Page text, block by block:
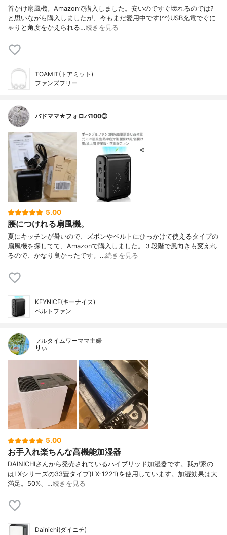
首かけ扇風機。Amazonで購入しました。安いのですぐ壊れるのでは?
と思いながら購入しましたが、今もまだ愛用中です(^^)USB充電でぐに
ゃりと角度をかえられる…続きを見る
TOAMIT(トアミット)
ファンズフリー
バドママ★フォロバ100◎
5.00
腰につけれる扇風機。
夏にキッチンが暑いので、ズボンやベルトにひっかけて使えるタイプの
扇風機を探してて、Amazonで購入しました。３段階で風向きも変えれ
るので、かなり良かったです。…続きを見る
KEYNICE(キーナイス)
ベルトファン
フルタイムワーママ主婦
りぃ
5.00
お手入れ楽ちんな高機能加湿器
DAINICHIさんから発売されているハイブリッド加湿器です。我が家の
はLXシリーズの33畳タイプ(LX-1221)を使用しています。加湿効果は大
満足。50%、…続きを見る
Dainichi(ダイニチ)